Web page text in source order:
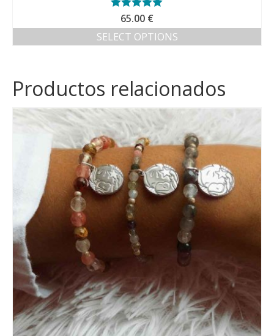
Valorado con
5.00de 5
65.00 €
SELECT OPTIONS
Productos relacionados